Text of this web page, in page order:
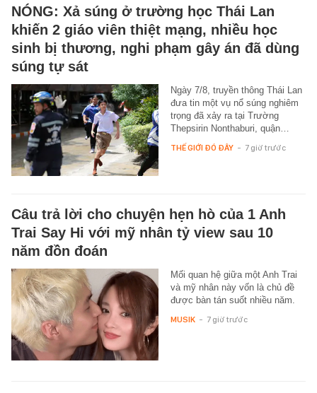
NÓNG: Xả súng ở trường học Thái Lan
khiến 2 giáo viên thiệt mạng, nhiều học
sinh bị thương, nghi phạm gây án đã dùng
súng tự sát
Ngày 7/8, truyền thông Thái Lan
đưa tin một vụ nổ súng nghiêm
trọng đã xảy ra tại Trường
Thepsirin Nonthaburi, quận…
THẾ GIỚI ĐÓ ĐÂY - 7 giờ trước
Câu trả lời cho chuyện hẹn hò của 1 Anh
Trai Say Hi với mỹ nhân tỷ view sau 10
năm đồn đoán
Mối quan hệ giữa một Anh Trai
và mỹ nhân này vốn là chủ đề
được bàn tán suốt nhiều năm.
MUSIK - 7 giờ trước